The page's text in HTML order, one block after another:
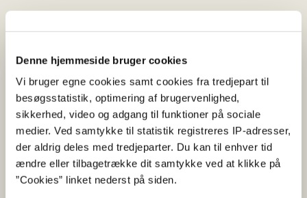
Denne hjemmeside bruger cookies
Vi bruger egne cookies samt cookies fra tredjepart til
besøgsstatistik, optimering af brugervenlighed,
sikkerhed, video og adgang til funktioner på sociale
medier. Ved samtykke til statistik registreres IP-adresser,
der aldrig deles med tredjeparter. Du kan til enhver tid
ændre eller tilbagetrække dit samtykke ved at klikke på
”Cookies” linket nederst på siden.
miljø- og sundhedsskadelige
grundersystemer i samarbejde med
malingindustrien.
Grundere anvendes til en række formål, bl.a. til
forsegling af brand- og vandskadede overflader og
indeholder i dag de problematiske
alkylphneolethoxylater (APEO). Formålet med projektet
er at mindske brugen af APEO i grundere, og specifikt vil